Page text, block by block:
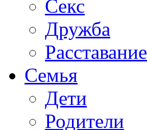
Секс
Дружба
Расставание
Семья
Дети
Родители